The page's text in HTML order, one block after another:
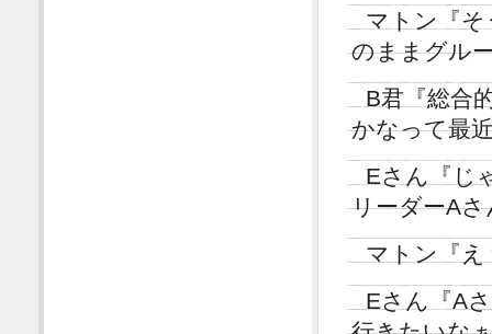
マトン『
のままグル
B君『総合
かなって最
Eさん『じ
リーダーA
マトン『え
Eさん『A